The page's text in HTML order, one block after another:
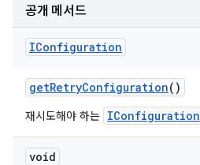
공개 메서드
IConfiguration
getRetryConfiguration()
재시도해야 하는 IConfiguration
void